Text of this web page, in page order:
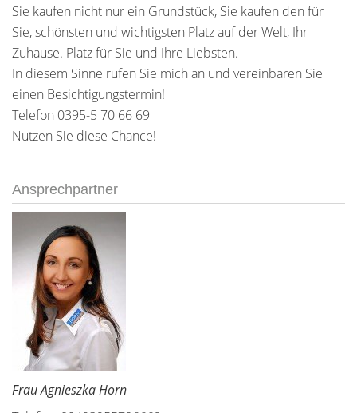
Sie kaufen nicht nur ein Grundstück, Sie kaufen den für
Sie, schönsten und wichtigsten Platz auf der Welt, Ihr
Zuhause. Platz für Sie und Ihre Liebsten.
In diesem Sinne rufen Sie mich an und vereinbaren Sie
einen Besichtigungstermin!
Telefon 0395-5 70 66 69
Nutzen Sie diese Chance!
Ansprechpartner
Frau Agnieszka Horn